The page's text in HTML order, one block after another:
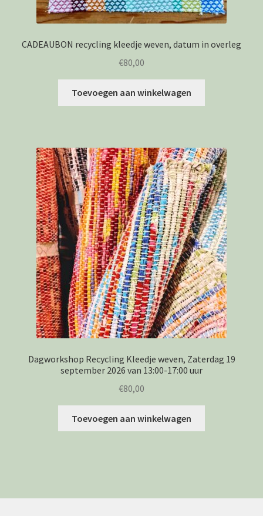
CADEAUBON recycling kleedje weven, datum in overleg
€80,00
Toevoegen aan winkelwagen
Dagworkshop Recycling Kleedje weven, Zaterdag 19
september 2026 van 13:00-17:00 uur
€80,00
Toevoegen aan winkelwagen